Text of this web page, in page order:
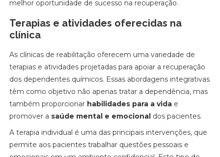
melhor oportunidade de sucesso na recuperação.
Terapias e atividades oferecidas na
clínica
As clínicas de reabilitação oferecem uma variedade de
terapias e atividades projetadas para apoiar a recuperação
dos dependentes químicos. Essas abordagens integrativas
têm como objetivo não apenas tratar a dependência, mas
também proporcionar habilidades para a vida e
promover a saúde mental e emocional dos pacientes.
A terapia individual é uma das principais intervenções, que
permite aos pacientes trabalhar questões pessoais e